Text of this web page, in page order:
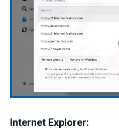
Internet Explorer: